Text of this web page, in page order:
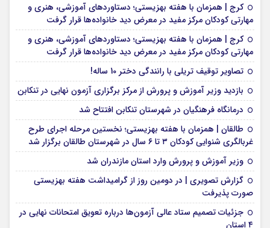
کرج | همزمان با هفته بهزیستی؛ دستاوردهای آموزشی، هنری و
مهارتی کودکان مرکز مفید در معرض دید خانواده‌ها قرار گرفت
کرج | همزمان با هفته بهزیستی؛ دستاوردهای آموزشی، هنری و
مهارتی کودکان مرکز مفید در معرض دید خانواده‌ها قرار گرفت
تصاویر توقیف تریلی با رانندگی دختر 10 ساله!
بازدید وزیر آموزش و پرورش از مرکز برگزاری آزمون نهایی در تنکابن
درمانگاه فرهنگیان در شهرستان تنکابن افتتاح شد
طالقان | همزمان با هفته بهزیستی؛ نخستین مرحله اجرای طرح
غربالگری شنوایی کودکان ۳ تا ۶ سال در شهرستان طالقان برگزار شد
وزیر آموزش و پرورش وارد استان مازندران شد
گزارش تصویری | در دومین روز از گرامیداشت هفته بهزیستی
صورت پذیرفت
جزئیات تصمیم ستاد عالی آزمون‌ها درباره تعویق امتحانات نهایی در
۴ استان